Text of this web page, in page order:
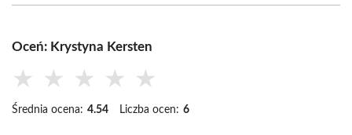
Oceń: Krystyna Kersten
★ ★ ★ ★ ★
Średnia ocena: 4.54 Liczba ocen: 6